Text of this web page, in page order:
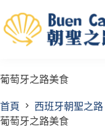
至
主
容
葡萄牙之路美食
首頁 西班牙朝聖之路
葡萄牙之路美食